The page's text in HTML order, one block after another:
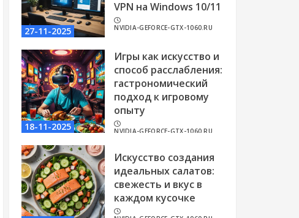
27-11-2025
VPN на Windows 10/11
NVIDIA-GEFORCE-GTX-1060.RU
18-11-2025
Игры как искусство и
способ расслабления:
гастрономический
подход к игровому
опыту
NVIDIA-GEFORCE-GTX-1060.RU
Искусство создания
идеальных салатов:
свежесть и вкус в
каждом кусочке